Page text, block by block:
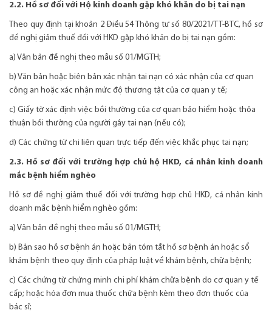
2.2. Hồ sơ đối với Hộ kinh doanh gặp khó khăn do bị tai nạn
Theo quy định tại khoản 2 Điều 54 Thông tư số 80/2021/TT-BTC, hồ sơ
đề nghị giảm thuế đối với HKD gặp khó khăn do bị tai nạn gồm:
a) Văn bản đề nghị theo mẫu số 01/MGTH;
b) Văn bản hoặc biên bản xác nhận tai nạn có xác nhận của cơ quan
công an hoặc xác nhận mức độ thương tật của cơ quan y tế;
c) Giấy tờ xác định việc bồi thường của cơ quan bảo hiểm hoặc thỏa
thuận bồi thường của người gây tai nạn (nếu có);
d) Các chứng từ chi liên quan trực tiếp đến việc khắc phục tai nạn;
2.3. Hồ sơ đối với trường hợp chủ hộ HKD, cá nhân kinh doanh
mắc bệnh hiểm nghèo
Hồ sơ đề nghị giảm thuế đối với trường hợp chủ HKD, cá nhân kinh
doanh mắc bệnh hiểm nghèo gồm:
a) Văn bản đề nghị theo mẫu số 01/MGTH;
b) Bản sao hồ sơ bệnh án hoặc bản tóm tắt hồ sơ bệnh án hoặc sổ
khám bệnh theo quy định của pháp luật về khám bệnh, chữa bệnh;
c) Các chứng từ chứng minh chi phí khám chữa bệnh do cơ quan y tế
cấp; hoặc hóa đơn mua thuốc chữa bệnh kèm theo đơn thuốc của
bác sĩ;